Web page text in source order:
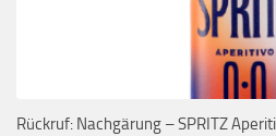
Rückruf: Nachgärung – SPRITZ